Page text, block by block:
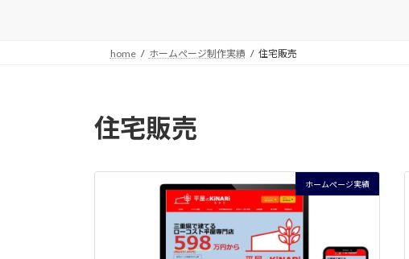
home ホームぺージ制作実績 住宅販売
住宅販売
ホームぺージ実績